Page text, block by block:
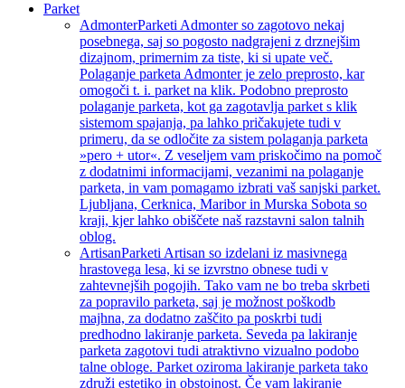
Parket
AdmonterParketi Admonter so zagotovo nekaj
posebnega, saj so pogosto nadgrajeni z drznejšim
dizajnom, primernim za tiste, ki si upate več.
Polaganje parketa Admonter je zelo preprosto, kar
omogoči t. i. parket na klik. Podobno preprosto
polaganje parketa, kot ga zagotavlja parket s klik
sistemom spajanja, pa lahko pričakujete tudi v
primeru, da se odločite za sistem polaganja parketa
»pero + utor«. Z veseljem vam priskočimo na pomoč
z dodatnimi informacijami, vezanimi na polaganje
parketa, in vam pomagamo izbrati vaš sanjski parket.
Ljubljana, Cerknica, Maribor in Murska Sobota so
kraji, kjer lahko obiščete naš razstavni salon talnih
oblog.
ArtisanParketi Artisan so izdelani iz masivnega
hrastovega lesa, ki se izvrstno obnese tudi v
zahtevnejših pogojih. Tako vam ne bo treba skrbeti
za popravilo parketa, saj je možnost poškodb
majhna, za dodatno zaščito pa poskrbi tudi
predhodno lakiranje parketa. Seveda pa lakiranje
parketa zagotovi tudi atraktivno vizualno podobo
talne obloge. Parket oziroma lakiranje parketa tako
združi estetiko in obstojnost. Če vam lakiranje